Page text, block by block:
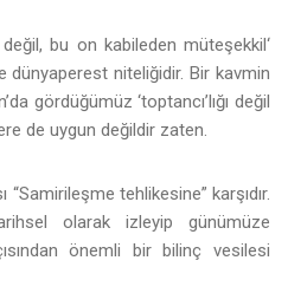
bu on kabileden müteşekkil‘
dünyaperest niteliğidir. Bir kavmin
gördüğümüz ‘toptancı’lığı değil
de uygun değildir zaten.
“Samirileşme tehlikesine” karşıdır.
olarak izleyip günümüze
önemli bir bilinç vesilesi